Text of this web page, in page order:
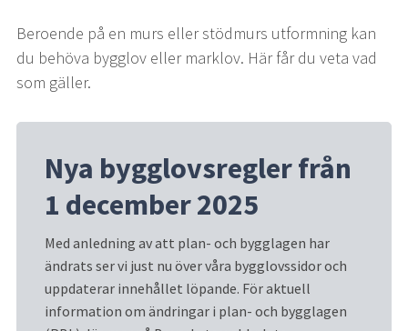
Beroende på en murs eller stödmurs utformning kan
du behöva bygglov eller marklov. Här får du veta vad
som gäller.
Nya bygglovsregler från
1 december 2025
Med anledning av att plan- och bygglagen har
ändrats ser vi just nu över våra bygglovssidor och
uppdaterar innehållet löpande. För aktuell
information om ändringar i plan- och bygglagen